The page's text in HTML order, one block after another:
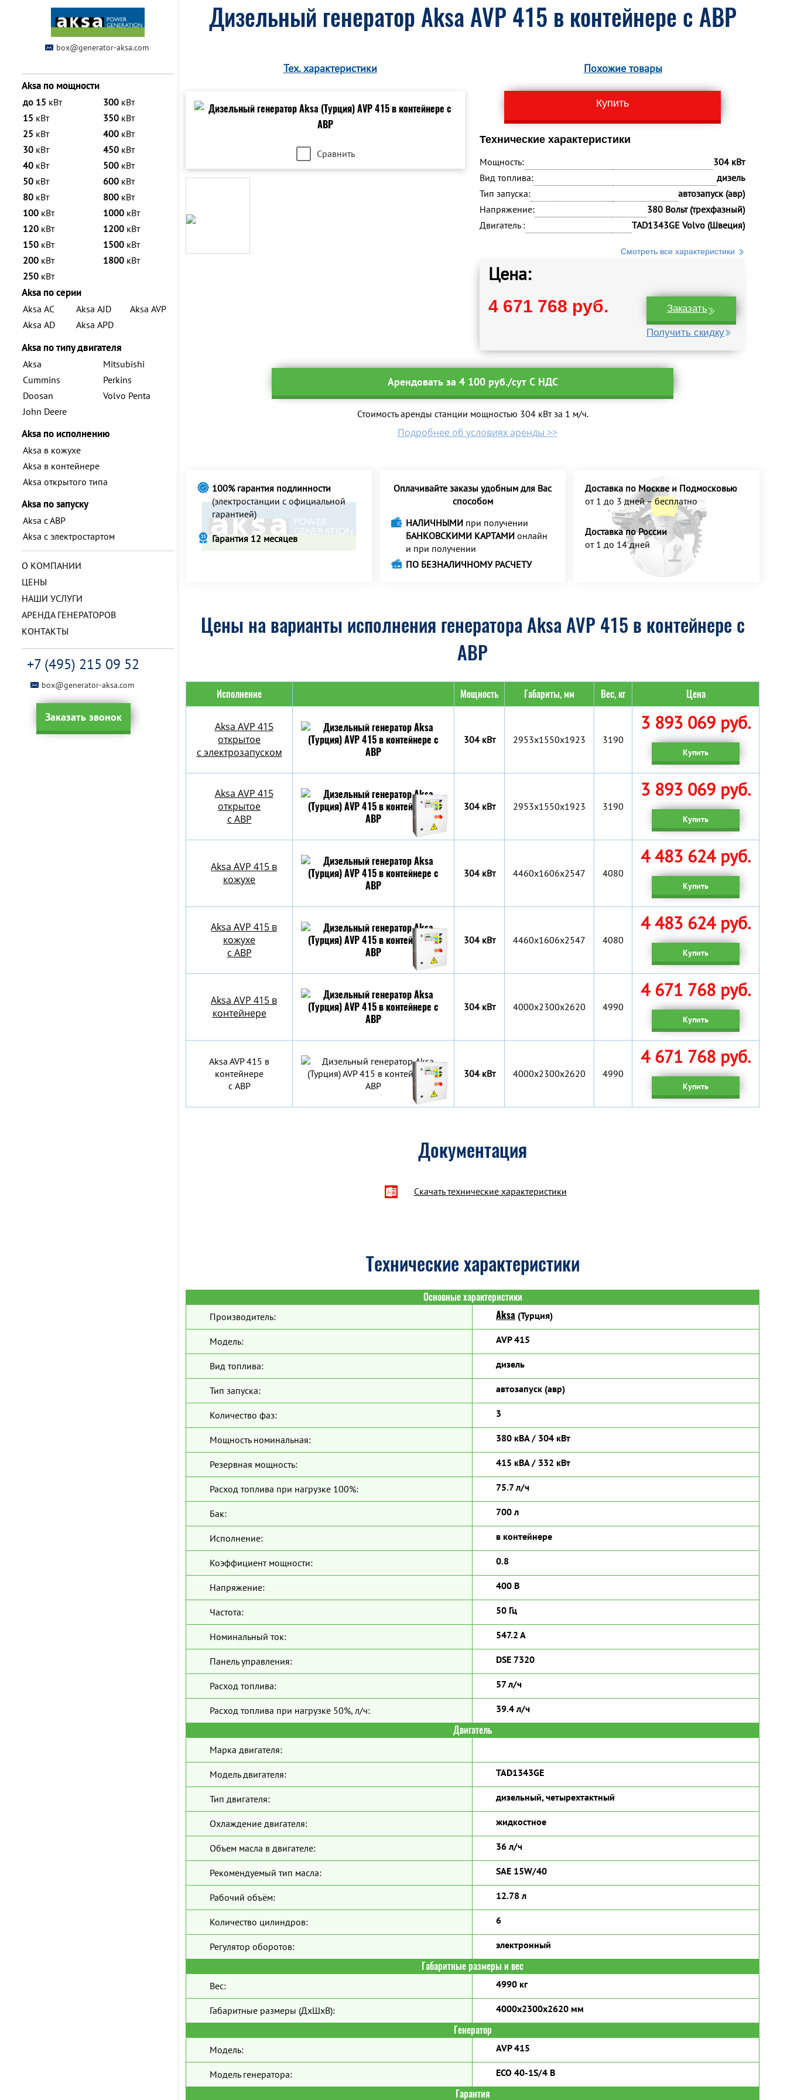
box@generator-aksa.com
Aksa по мощности
до 15 кВт
15 кВт
25 кВт
30 кВт
40 кВт
50 кВт
80 кВт
100 кВт
120 кВт
150 кВт
200 кВт
250 кВт
300 кВт
350 кВт
400 кВт
450 кВт
500 кВт
600 кВт
800 кВт
1000 кВт
1200 кВт
1500 кВт
1800 кВт
Aksa по серии
Aksa AC
Aksa AD
Aksa AJD
Aksa APD
Aksa AVP
Aksa по типу двигателя
Aksa
Cummins
Doosan
John Deere
Mitsubishi
Perkins
Volvo Penta
Aksa по исполнению
Aksa в кожухе
Aksa в контейнере
Aksa открытого типа
Aksa по запуску
Aksa с АВР
Aksa с электростартом
О КОМПАНИИ
ЦЕНЫ
НАШИ УСЛУГИ
АРЕНДА ГЕНЕРАТОРОВ
КОНТАКТЫ
+7 (495) 215 09 52
box@generator-aksa.com
Заказать звонок
Дизельный генератор Aksa AVP 415 в контейнере с АВР
Тех. характеристики Похожие товары
Сравнить
Купить
Технические характеристики
Мощность:
304 кВт
Вид топлива:
дизель
Тип запуска:
автозапуск (авр)
Напряжение:
380 Вольт (трехфазный)
Двигатель :
TAD1343GE Volvo (Швеция)
Смотреть все характеристики
Цена:
4 671 768 руб. Заказать
Получить скидку
Арендовать за 4 100 руб./сут С НДС
Стоимость аренды станции мощностью 304 кВт за 1 м/ч.
Подробнее об условиях аренды >>
100% гарантия подлинности
(электростанции с официальной
гарантией)
Гарантия 12 месяцев
Оплачивайте заказы удобным для Вас
способом
НАЛИЧНЫМИ при получении
БАНКОВСКИМИ КАРТАМИ онлайн
и при получении
ПО БЕЗНАЛИЧНОМУ РАСЧЕТУ
Доставка по Москве и Подмосковью
от 1 до 3 дней – бесплатно
Доставка по России
от 1 до 14 дней
Цены на варианты исполнения генератора Aksa AVP 415 в контейнере с
АВР
Исполнение Мощность Габариты, мм Вес, кг Цена
Aksa AVP 415
открытое
с электрозапуском
304 кВт 2953x1550x1923 3190
3 893 069 руб.
Купить
Aksa AVP 415
открытое
с АВР
304 кВт 2953x1550x1923 3190
3 893 069 руб.
Купить
Aksa AVP 415 в
кожухе
304 кВт 4460x1606x2547 4080
4 483 624 руб.
Купить
Aksa AVP 415 в
кожухе
с АВР
304 кВт 4460x1606x2547 4080
4 483 624 руб.
Купить
Aksa AVP 415 в
контейнере
304 кВт 4000х2300х2620 4990
4 671 768 руб.
Купить
Aksa AVP 415 в
контейнере
c АВР
304 кВт 4000х2300х2620 4990
4 671 768 руб.
Купить
Документация
Скачать технические характеристики
Технические характеристики
Основные характеристики
Производитель: Aksa (Турция)
Модель: AVP 415
Вид топлива: дизель
Тип запуска: автозапуск (авр)
Количество фаз: 3
Мощность номинальная: 380 кВА / 304 кВт
Резервная мощность: 415 кВА / 332 кВт
Расход топлива при нагрузке 100%: 75.7 л/ч
Бак: 700 л
Исполнение: в контейнере
Коэффициент мощности: 0.8
Напряжение: 400 В
Частота: 50 Гц
Номинальный ток: 547.2 А
Панель управления: DSE 7320
Расход топлива: 57 л/ч
Расход топлива при нагрузке 50%, л/ч: 39.4 л/ч
Двигатель
Марка двигателя:
Модель двигателя: TAD1343GE
Тип двигателя: дизельный, четырехтактный
Охлаждение двигателя: жидкостное
Объем масла в двигателе: 36 л/ч
Рекомендуемый тип масла: SAE 15W/40
Рабочий объём: 12.78 л
Количество цилиндров: 6
Регулятор оборотов: электронный
Габаритные размеры и вес
Вес: 4990 кг
Габаритные размеры (ДхШхВ): 4000х2300х2620 мм
Генератор
Модель: AVP 415
Модель генератора: ECO 40-1S/4 B
Гарантия